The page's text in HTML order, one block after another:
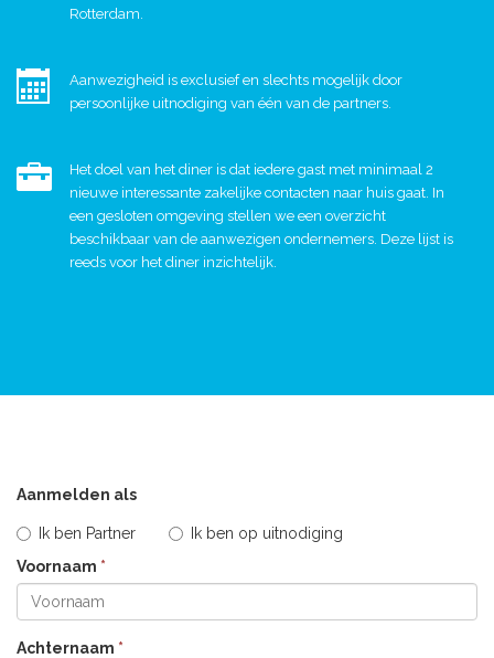
Rotterdam.
Aanwezigheid is exclusief en slechts mogelijk door
persoonlijke uitnodiging van één van de partners.
Het doel van het diner is dat iedere gast met minimaal 2
nieuwe interessante zakelijke contacten naar huis gaat. In
een gesloten omgeving stellen we een overzicht
beschikbaar van de aanwezigen ondernemers. Deze lijst is
reeds voor het diner inzichtelijk.
Aanmelden als
Ik ben Partner
Ik ben op uitnodiging
Voornaam *
Achternaam *